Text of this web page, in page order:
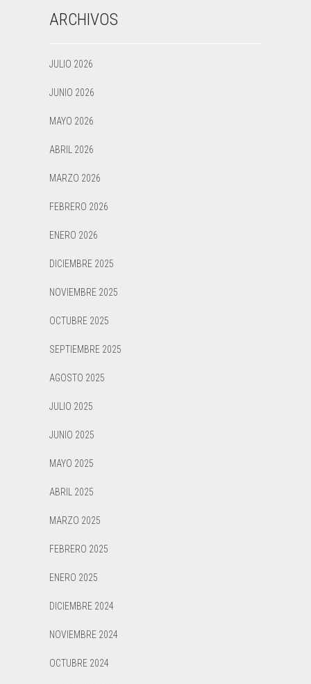
ARCHIVOS
JULIO 2026
JUNIO 2026
MAYO 2026
ABRIL 2026
MARZO 2026
FEBRERO 2026
ENERO 2026
DICIEMBRE 2025
NOVIEMBRE 2025
OCTUBRE 2025
SEPTIEMBRE 2025
AGOSTO 2025
JULIO 2025
JUNIO 2025
MAYO 2025
ABRIL 2025
MARZO 2025
FEBRERO 2025
ENERO 2025
DICIEMBRE 2024
NOVIEMBRE 2024
OCTUBRE 2024